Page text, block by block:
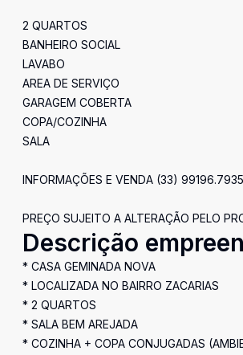
2 QUARTOS
BANHEIRO SOCIAL
LAVABO
AREA DE SERVIÇO
GARAGEM COBERTA
COPA/COZINHA
SALA
INFORMAÇÕES E VENDA (33)
PREÇO SUJEITO A ALTERAÇÃO PELO
Descrição
* CASA GEMINADA NOVA
* LOCALIZADA NO BAIRRO ZACARIAS
* 2 QUARTOS
* SALA BEM AREJADA
* COZINHA + COPA CONJUGADAS